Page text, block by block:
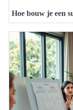
Hoe bouw je een